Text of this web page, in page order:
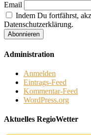
Email
Indem Du fortfährst,
Datenschutzerklärung.
Administration
Anmelden
Eintrags-Feed
Kommentar-Feed
WordPress.org
Aktuelles RegioWetter